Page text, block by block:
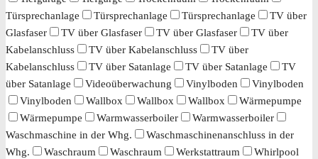
Türsprechanlage
Türsprechanlage Türsprechanlage
TV über
Glasfaser
TV über Glasfaser TV über Glasfaser
TV über
Kabelanschluss
TV über Kabelanschluss
TV über
Kabelanschluss
TV über Satanlage TV über Satanlage
TV
über Satanlage
Videoüberwachung Vinylboden
Vinylboden
Vinylboden
Wallbox Wallbox Wallbox
Wärmepumpe
Wärmepumpe
Warmwasserboiler
Warmwasserboiler
Waschmaschine in der Whg.
Waschmaschinenanschluss in der
Whg.
Waschraum Waschraum Werkstattraum
Whirlpool